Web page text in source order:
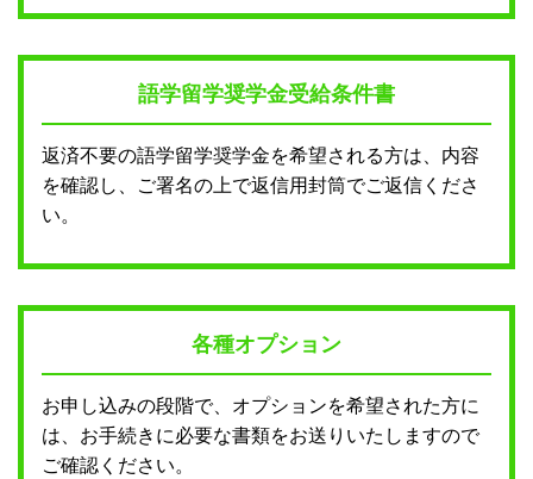
語学留学奨学金受給条件書
返済不要の語学留学奨学金を希望される方は、内容
を確認し、ご署名の上で返信用封筒でご返信くださ
い。
各種オプション
お申し込みの段階で、オプションを希望された方に
は、お手続きに必要な書類をお送りいたしますので
ご確認ください。